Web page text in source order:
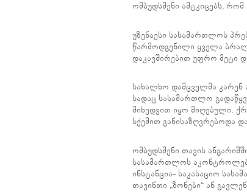
ომბუდსმენი ამტკიცებს,
უზენაესი სასამართლოს
წარმოდგენილი ყველა
დაკავშირებით უფრო მეტი
სახალხო დამცველმა კარენ
სადაც სასამართლო
მიხედვით იყო მიღებული.
სქემით განისაზღვრებოდა
ომბუდსმენი თავის
სასამართლოს
ინსტანცია- საკასაციო
თავინთი „ზონები“ ან